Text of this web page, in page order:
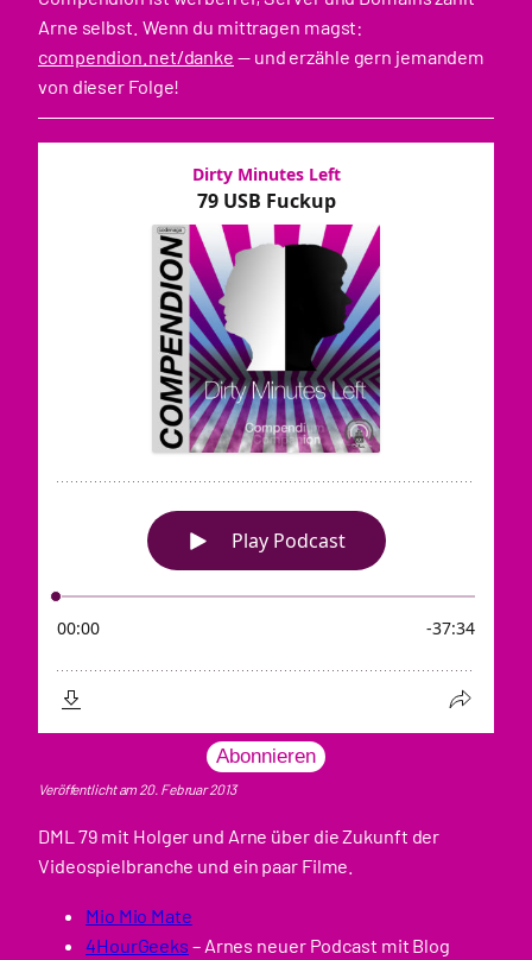
Arne selbst. Wenn du mittragen magst:
compendion.net/danke — und erzähle gern jemandem
von dieser Folge!
Abonnieren
Veröffentlicht am 20. Februar 2013
DML 79 mit Holger und Arne über die Zukunft der
Videospielbranche und ein paar Filme.
Mio Mio Mate
4HourGeeks – Arnes neuer Podcast mit Blog